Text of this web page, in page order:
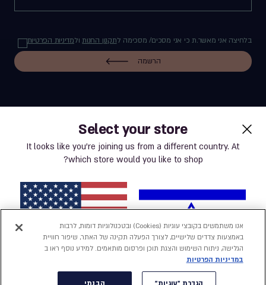
Select your store
It looks like you’re joining us from a different country. At
which store would you like to shop?
ישראל ארצות הברית
בלחיצה אני מאשר.ת כי אני מסכים/ מסכימה לתקנון החנותולמדיניות הפרטיות
הרשמה
label.payment
תנאי שימוש באתר
מדיניות פרטיות
נְגִישׁוּת
הצהרת נגישות
אנו משתמשים בקובצי עוגיות (Cookies) ובטכנולוגיות דומות, לרבות
באמצעות צדדים שלישיים, לצורך הפעלה תקינה של האתר, שיפור חוויית
הגלישה, ניתוח השימוש והצגת תוכן ופרסום מותאמים. למידע נוסף ראו ב
במדיניות הפרטיות